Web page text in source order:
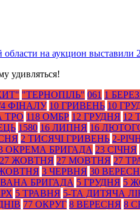
на аукцион выставили
удивляться!
"ТЕРНОПІЛЬ" 061 1
4 ФІНАЛУ 10 ГРИВЕНЬ 10
ТРО 118 ОМБР 12 ГРУДНЯ 12
1580 16 ЛИПНЯ 16
2 ТИСЯЧІ ГРИВЕНЬ 2-
ОКРЕМА БРИГАДА 23 СІЧНЯ
27 ЖОВТНЯ 27 МОВТНЯ 27
3 ЧЕРВНЯ 30
БРИГАДА 5 ГРУДНЯ 5
5 ТРАВНЯ 5-ТА ДИТЯЧА
77 ОКРУГ 8 ВЕРЕСНЯ 8